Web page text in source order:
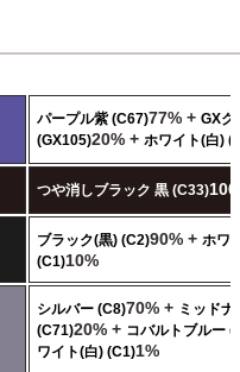
パープル紫 (C67)77% + GXク
(GX105)20% + ホワイト(白)
つや消しブラック 黒 (C33)
ブラック(黒) (C2)90% + ホワ
(C1)10%
シルバー (C8)70% + ミッド
(C71)20% + コバルトブルー
ワイト(白) (C1)1%